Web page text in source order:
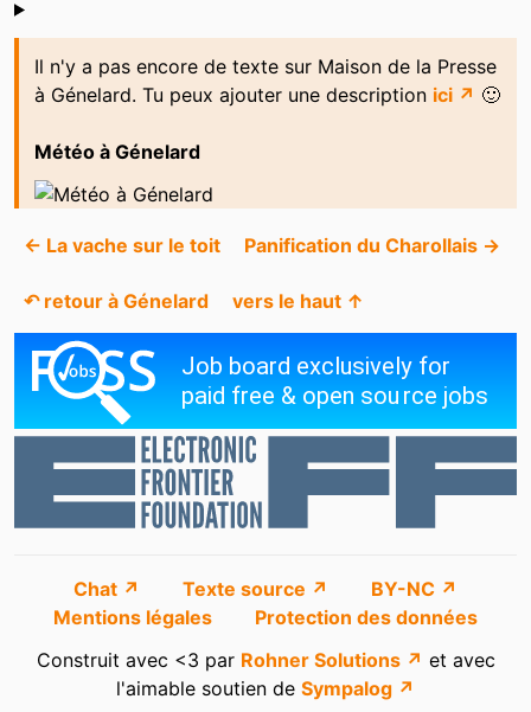
Shoutbox
Il n'y a pas encore de texte sur Maison de la Presse
à Génelard. Tu peux ajouter une description ici ↗ 🙂
Météo à Génelard
← La vache sur le toit Panification du Charollais →
↶ retour à Génelard vers le haut ↑
Chat ↗ Texte source ↗
BY-NC ↗
Mentions légales
Protection des données
Construit avec <3 par Rohner Solutions ↗ et avec
l'aimable soutien de Sympalog ↗